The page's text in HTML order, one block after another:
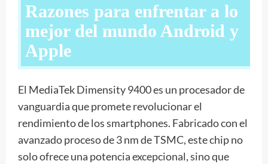
Razones para enfrentar a lo
mejor del mundo Android y
Apple
El MediaTek Dimensity 9400 es un procesador de
vanguardia que promete revolucionar el
rendimiento de los smartphones. Fabricado con el
avanzado proceso de 3 nm de TSMC, este chip no
solo ofrece una potencia excepcional, sino que